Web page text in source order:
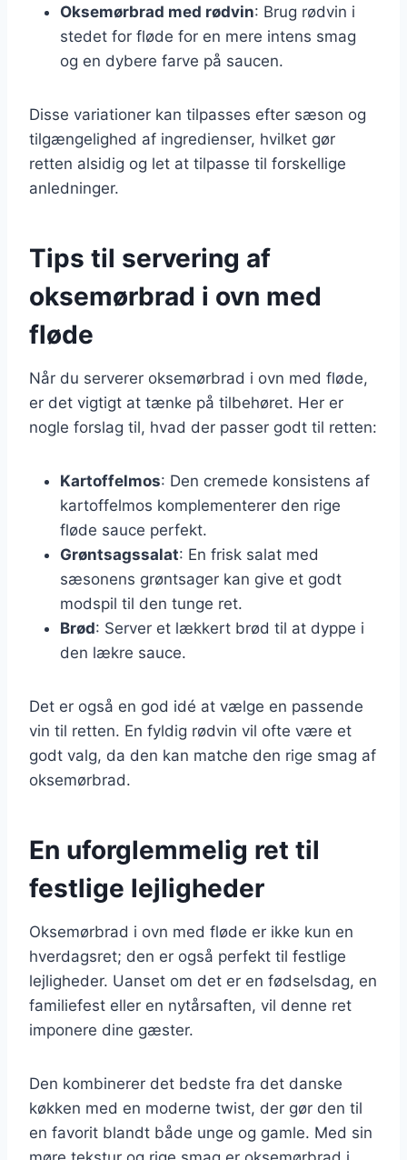
Oksemørbrad med rødvin: Brug rødvin i
stedet for fløde for en mere intens smag
og en dybere farve på saucen.
Disse variationer kan tilpasses efter sæson og
tilgængelighed af ingredienser, hvilket gør
retten alsidig og let at tilpasse til forskellige
anledninger.
Tips til servering af
oksemørbrad i ovn med
fløde
Når du serverer oksemørbrad i ovn med fløde,
er det vigtigt at tænke på tilbehøret. Her er
nogle forslag til, hvad der passer godt til retten:
Kartoffelmos: Den cremede konsistens af
kartoffelmos komplementerer den rige
fløde sauce perfekt.
Grøntsagssalat: En frisk salat med
sæsonens grøntsager kan give et godt
modspil til den tunge ret.
Brød: Server et lækkert brød til at dyppe i
den lækre sauce.
Det er også en god idé at vælge en passende
vin til retten. En fyldig rødvin vil ofte være et
godt valg, da den kan matche den rige smag af
oksemørbrad.
En uforglemmelig ret til
festlige lejligheder
Oksemørbrad i ovn med fløde er ikke kun en
hverdagsret; den er også perfekt til festlige
lejligheder. Uanset om det er en fødselsdag, en
familiefest eller en nytårsaften, vil denne ret
imponere dine gæster.
Den kombinerer det bedste fra det danske
køkken med en moderne twist, der gør den til
en favorit blandt både unge og gamle. Med sin